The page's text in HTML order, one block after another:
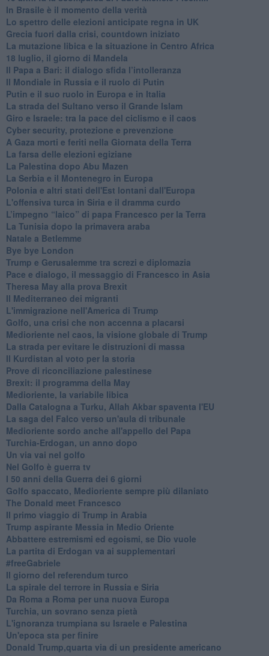
In Brasile è il momento della verità
Lo spettro delle elezioni anticipate regna in UK
Grecia fuori dalla crisi, countdown iniziato
La mutazione libica e la situazione in Centro Africa
18 luglio, il giorno di Mandela
Il Papa a Bari: il dialogo sfida l’intolleranza
Il Mondiale in Russia e il ruolo di Putin
Putin e il suo ruolo in Europa e in Italia
La strada del Sultano verso il Grande Islam
Giro e Israele: tra la pace del ciclismo e il caos
Cyber security, protezione e prevenzione
A Gaza morti e feriti nella Giornata della Terra
La farsa delle elezioni egiziane
La Palestina dopo Abu Mazen
La Serbia e il Montenegro in Europa
Polonia e altri stati dell'Est lontani dall'Europa
L'offensiva turca in Siria e il dramma curdo
L’impegno “laico” di papa Francesco per la Terra
La Tunisia dopo la primavera araba
Natale a Betlemme
Bye bye London
Trump e Gerusalemme tra screzi e diplomazia
Pace e dialogo, il messaggio di Francesco in Asia
Theresa May alla prova Brexit
Il Mediterraneo dei migranti
L'immigrazione nell'America di Trump
Golfo, una crisi che non accenna a placarsi
Medioriente nel caos, la visione globale di Trump
La strada per evitare le distruzioni di massa
Il Kurdistan al voto per la storia
Prove di riconciliazione palestinese
Brexit: il programma della May
Medioriente, la variabile libica
Dalla Catalogna a Turku, Allah Akbar spaventa l'EU
La saga del Falco verso un'aula di tribunale
Medioriente sordo anche all'appello del Papa
Turchia-Erdogan, un anno dopo
Un via vai nel golfo
Nel Golfo è guerra tv
I 50 anni della Guerra dei 6 giorni
Golfo spaccato, Medioriente sempre più dilaniato
The Donald meet Francesco
Il primo viaggio di Trump in Arabia
Trump aspirante Messia in Medio Oriente
Abbattere estremismi ed egoismi, se Dio vuole
La partita di Erdogan va ai supplementari
#freeGabriele
Il giorno del referendum turco
La spirale del terrore in Russia e Siria
Da Roma a Roma per una nuova Europa
Turchia, un sovrano senza pietà
L'ignoranza trumpiana su Israele e Palestina
Un'epoca sta per finire
Donald Trump,quarta via di un presidente americano